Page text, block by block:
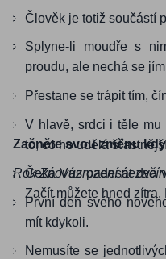
Člověk je totiž součástí
Splyne-li moudře s
proudu, ale nechá se
Přestane se trápit tím,
V hlavě, srdci i těle
to, co ho udělá
Čeká Vás padesát dva
Začít můžete hned
Začněte svou změnu
Rok Znovuzrození
První den svého
mít kdykoli.
Nemusíte se